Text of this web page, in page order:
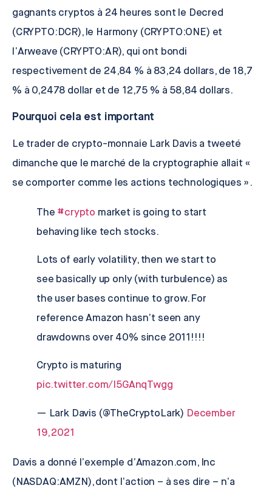
gagnants cryptos à 24 heures sont le Decred
(CRYPTO:DCR), le Harmony(CRYPTO:ONE) et
l’Arweave (CRYPTO:AR), qui ont bondi
respectivement de 24,84 % à 83,24 dollars, de 18,7
% à 0,2478 dollar et de 12,75 % à 58,84 dollars.
Pourquoi cela est important
Le trader de crypto-monnaie Lark Davis a tweeté
dimanche que le marché de la cryptographie allait «
se comporter comme les actions technologiques ».
The #crypto market is going to start
behaving like tech stocks.
Lots of early volatility, then we start to
see basically up only (with turbulence) as
the user bases continue to grow. For
reference Amazon hasn’t seen any
drawdowns over 40% since 2011!!!!
Crypto is maturing
pic.twitter.com/I5GAnqTwgg
— Lark Davis (@TheCryptoLark) December
19, 2021
Davis a donné l’exemple d’Amazon.com, Inc
(NASDAQ:AMZN), dont l’action – à ses dire – n’a